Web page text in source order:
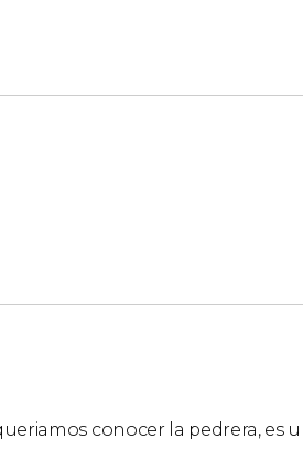
conocer la pedrera, es